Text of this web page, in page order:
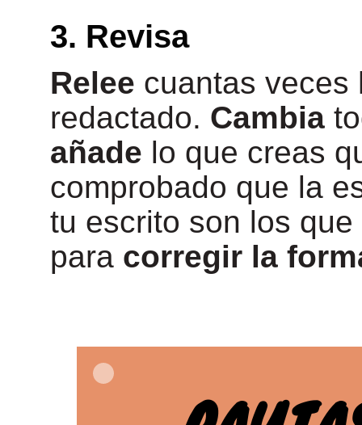
3. Revisa
Relee cuantas veces
redactado. Cambia
añade lo que creas
comprobado que la
tu escrito son los
para corregir la